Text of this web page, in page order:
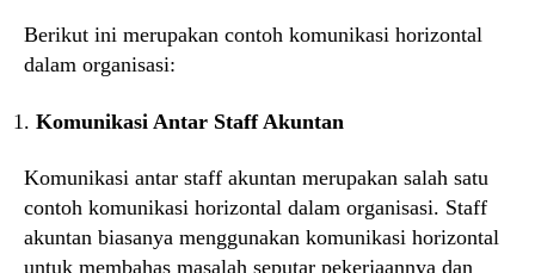
Berikut ini merupakan contoh komunikasi horizontal
dalam organisasi:
Komunikasi Antar Staff Akuntan
Komunikasi antar staff akuntan merupakan salah satu
contoh komunikasi horizontal dalam organisasi. Staff
akuntan biasanya menggunakan komunikasi horizontal
untuk membahas masalah seputar pekerjaannya dan